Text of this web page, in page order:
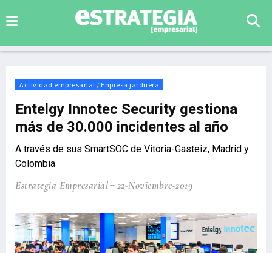
Actividad empresarial / Enpresa jarduera
Entelgy Innotec Security gestiona
más de 30.000 incidentes al año
A través de sus SmartSOC de Vitoria-Gasteiz, Madrid y
Colombia
Estrategia Empresarial 22-Noviembre-2019